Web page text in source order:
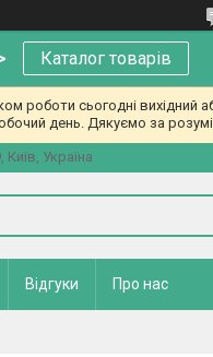
Каталог товарів
роботи сьогодні
день. Дякуємо за
Україна
Відгуки Про нас